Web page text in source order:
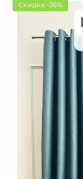
Скидка -26%